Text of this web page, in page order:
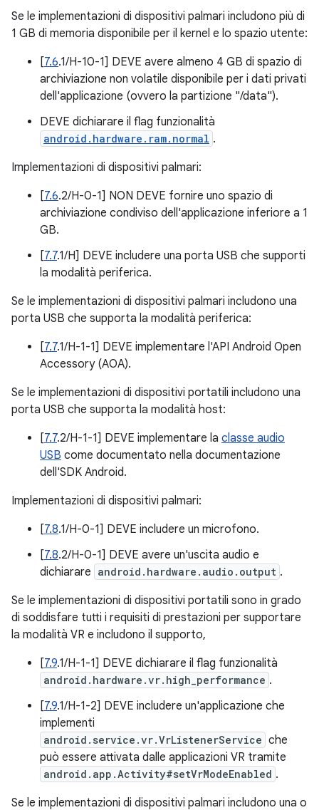
Se le implementazioni di dispositivi palmari includono più di
1 GB di memoria disponibile per il kernel e lo spazio utente:
[7.6.1/H-10-1] DEVE avere almeno 4 GB di spazio di
archiviazione non volatile disponibile per i dati privati
dell'applicazione (ovvero la partizione "/data").
DEVE dichiarare il flag funzionalità
android.hardware.ram.normal .
Implementazioni di dispositivi palmari:
[7.6.2/H-0-1] NON DEVE fornire uno spazio di
archiviazione condiviso dell'applicazione inferiore a 1
GB.
[7.7.1/H] DEVE includere una porta USB che supporti
la modalità periferica.
Se le implementazioni di dispositivi palmari includono una
porta USB che supporta la modalità periferica:
[7.7.1/H-1-1] DEVE implementare l'API Android Open
Accessory (AOA).
Se le implementazioni di dispositivi portatili includono una
porta USB che supporta la modalità host:
[7.7.2/H-1-1] DEVE implementare la classe audio
USB come documentato nella documentazione
dell'SDK Android.
Implementazioni di dispositivi palmari:
[7.8.1/H-0-1] DEVE includere un microfono.
[7.8.2/H-0-1] DEVE avere un'uscita audio e
dichiarare android.hardware.audio.output .
Se le implementazioni di dispositivi portatili sono in grado
di soddisfare tutti i requisiti di prestazioni per supportare
la modalità VR e includono il supporto,
[7.9.1/H-1-1] DEVE dichiarare il flag funzionalità
android.hardware.vr.high_performance .
[7.9.1/H-1-2] DEVE includere un'applicazione che
implementi
android.service.vr.VrListenerService che
può essere attivata dalle applicazioni VR tramite
android.app.Activity#setVrModeEnabled .
Se le implementazioni di dispositivi palmari includono una o